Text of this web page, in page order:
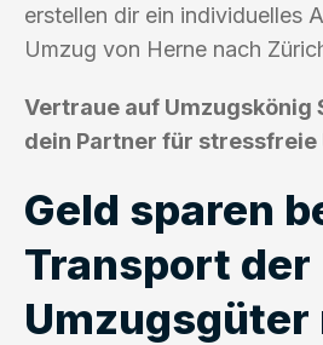
erstellen dir ein individuelles
Umzug von Herne nach
Vertraue auf Umzugskönig
dein Partner für stressfreie
Geld sparen
Transport der
Umzugsgüter